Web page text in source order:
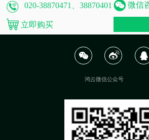
020-38870471、38870401 微信
立即购买
鸿云微信公众号